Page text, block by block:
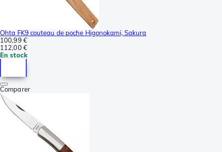
Ohta FK9 couteau de poche Higonokami, Sakura
100,99 €
112,00 €
En stock
Comparer